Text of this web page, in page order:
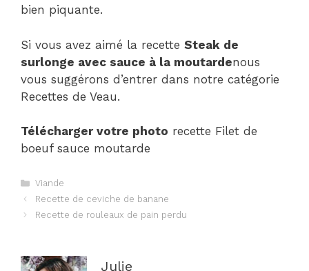
bien piquante.
Si vous avez aimé la recette Steak de
surlonge avec sauce à la moutardenous
vous suggérons d’entrer dans notre catégorie
Recettes de Veau.
Télécharger votre photo recette Filet de
boeuf sauce moutarde
Catégories
Viande
Navigation
des
Recette de ceviche de banane
Recette de rouleaux de pain perdu
Julie